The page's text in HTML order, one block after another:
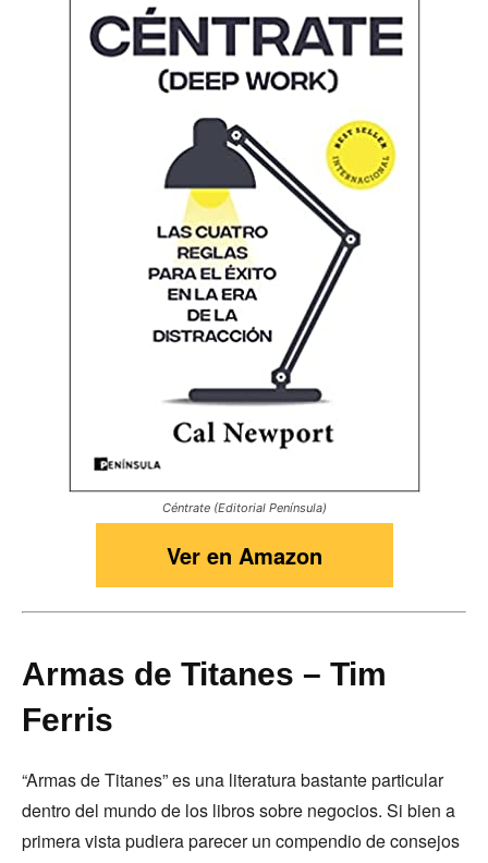
Céntrate (Editorial Península)
Ver en Amazon
Armas de Titanes – Tim
Ferris
“Armas de Titanes” es una literatura bastante particular
dentro del mundo de los libros sobre negocios. Si bien a
primera vista pudiera parecer un compendio de consejos